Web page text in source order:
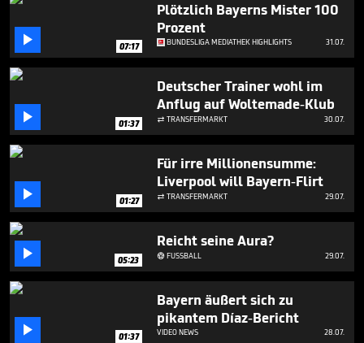
 07:17
Plötzlich Bayerns Mister 100
Prozent
BUNDESLIGA MEDIATHEK HIGHLIGHTS 31.07.
 01:37
Deutscher Trainer wohl im
Anflug auf Woltemade-Klub
 TRANSFERMARKT 30.07.
 01:27
Für irre Millionensumme:
Liverpool will Bayern-Flirt
 TRANSFERMARKT 29.07.
 05:23
Reicht seine Aura?
FUSSBALL 29.07.
 01:37
Bayern äußert sich zu
pikantem Díaz-Bericht
VIDEO NEWS 28.07.